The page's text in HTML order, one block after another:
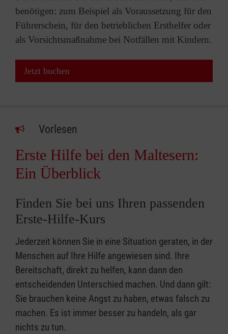
benötigen: zum Beispiel als Voraussetzung für den
Führerschein, für den betrieblichen Ersthelfer oder
als Vorsichtsmaßnahme bei Notfällen mit Kindern.
Jetzt buchen
Vorlesen
Erste Hilfe bei den Maltesern:
Ein Überblick
Finden Sie bei uns Ihren passenden
Erste-Hilfe-Kurs
Jederzeit können Sie in eine Situation geraten, in der
Menschen auf Ihre Hilfe angewiesen sind. Ihre
Bereitschaft, direkt zu helfen, kann dann den
entscheidenden Unterschied machen. Und dann gilt:
Sie brauchen keine Angst zu haben, etwas falsch zu
machen. Es ist immer besser zu handeln, als gar
nichts zu tun.